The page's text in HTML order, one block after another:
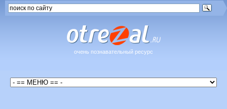
очень познавательный ресурс